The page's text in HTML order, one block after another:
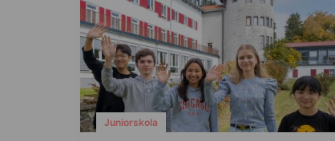
Juniorskola